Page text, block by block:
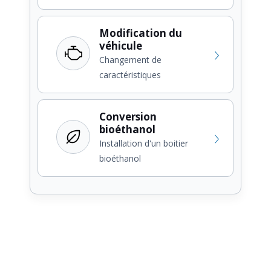
Modification du
véhicule
Changement de
caractéristiques
Conversion
bioéthanol
Installation d'un boitier
bioéthanol